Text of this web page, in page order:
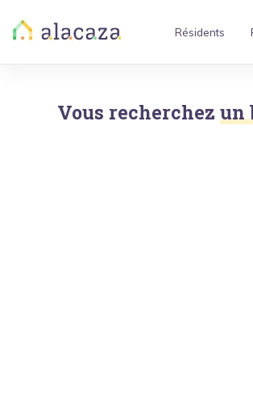
Résidents
Vous recherchez un